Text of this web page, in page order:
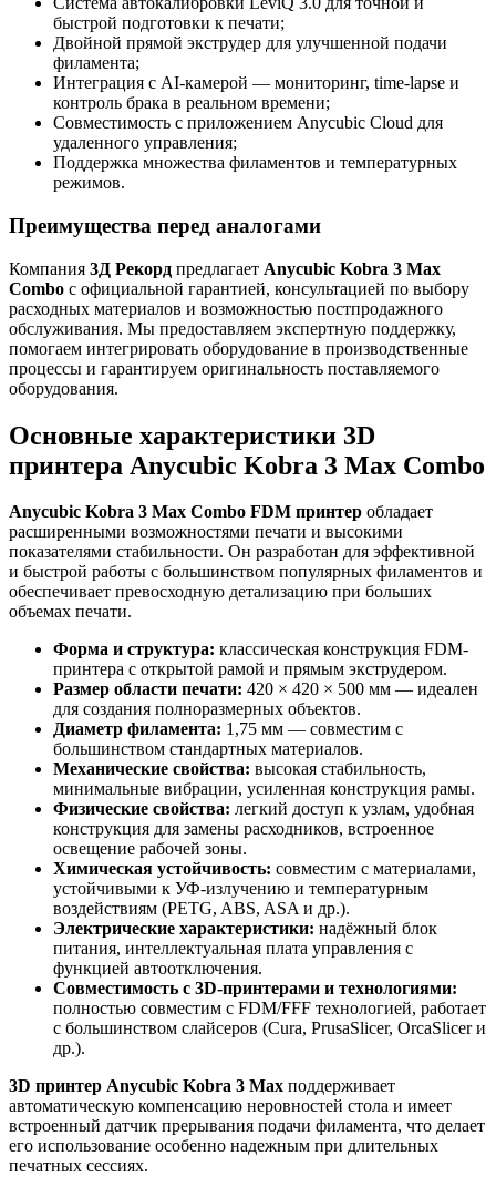
быстрой подготовки к печати;
Двойной прямой экструдер для улучшенной подачи
филамента;
Интеграция с AI-камерой — мониторинг, time-lapse и
контроль брака в реальном времени;
Совместимость с приложением Anycubic Cloud для
удаленного управления;
Поддержка множества филаментов и температурных
режимов.
Преимущества перед аналогами
Компания 3Д Рекорд предлагает Anycubic Kobra 3 Max
Combo с официальной гарантией, консультацией по выбору
расходных материалов и возможностью постпродажного
обслуживания. Мы предоставляем экспертную поддержку,
помогаем интегрировать оборудование в производственные
процессы и гарантируем оригинальность поставляемого
оборудования.
Основные характеристики 3D
принтера Anycubic Kobra 3 Max Combo
Anycubic Kobra 3 Max Combo FDM принтер обладает
расширенными возможностями печати и высокими
показателями стабильности. Он разработан для эффективной
и быстрой работы с большинством популярных филаментов и
обеспечивает превосходную детализацию при больших
объемах печати.
Форма и структура: классическая конструкция FDM-
принтера с открытой рамой и прямым экструдером.
Размер области печати: 420 × 420 × 500 мм — идеален
для создания полноразмерных объектов.
Диаметр филамента: 1,75 мм — совместим с
большинством стандартных материалов.
Механические свойства: высокая стабильность,
минимальные вибрации, усиленная конструкция рамы.
Физические свойства: легкий доступ к узлам, удобная
конструкция для замены расходников, встроенное
освещение рабочей зоны.
Химическая устойчивость: совместим с материалами,
устойчивыми к УФ-излучению и температурным
воздействиям (PETG, ABS, ASA и др.).
Электрические характеристики: надёжный блок
питания, интеллектуальная плата управления с
функцией автоотключения.
Совместимость с 3D-принтерами и технологиями:
полностью совместим с FDM/FFF технологией, работает
с большинством слайсеров (Cura, PrusaSlicer, OrcaSlicer и
др.).
3D принтер Anycubic Kobra 3 Max поддерживает
автоматическую компенсацию неровностей стола и имеет
встроенный датчик прерывания подачи филамента, что делает
его использование особенно надежным при длительных
печатных сессиях.